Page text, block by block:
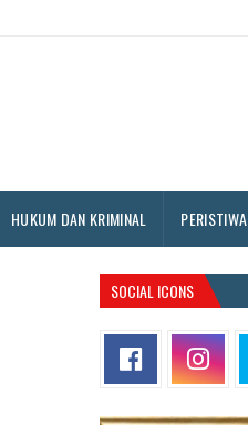
HUKUM DAN KRIMINAL PERISTIWA
SOCIAL ICONS